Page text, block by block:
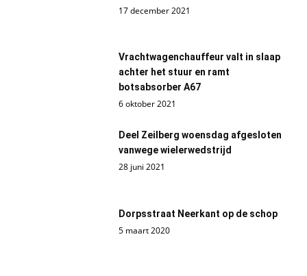
17 december 2021
Vrachtwagenchauffeur valt in slaap
achter het stuur en ramt
botsabsorber A67
6 oktober 2021
Deel Zeilberg woensdag afgesloten
vanwege wielerwedstrijd
28 juni 2021
Dorpsstraat Neerkant op de schop
5 maart 2020